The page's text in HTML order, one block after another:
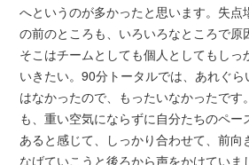
へというのが多かったと思います。失点
の前のところも、いろいろなところで原
そこはチームとしても個人としてもしっ
いきたい。90分トータルでは、あれぐ
はなかったので、もったいなかったです
も、重い空気にならずに自分たちのペ
あると感じて、しっかり合わせて、前向
なげていこうと後ろから声をかけていま